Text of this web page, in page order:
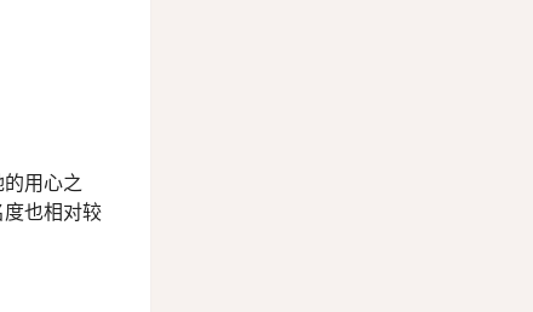
用心之
也相对较